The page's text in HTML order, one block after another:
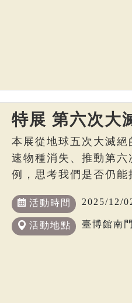
特展 第六次大
本展從地球五次大滅
速物種消失、推動第
例，思考我們是否仍能
活動時間 2025/12/
活動地點 臺博館南